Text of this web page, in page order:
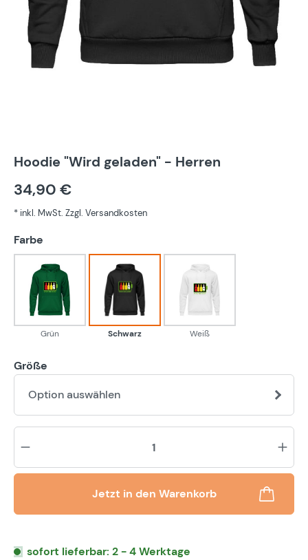
Hoodie "Wird geladen" - Herren
34,90 €
* inkl. MwSt. Zzgl. Versandkosten
Farbe
Grün
Grün
Schwarz
Schwarz
Weiß
Weiß
Größe
Option auswählen
Jetzt in den Warenkorb
sofort lieferbar: 2 - 4 Werktage